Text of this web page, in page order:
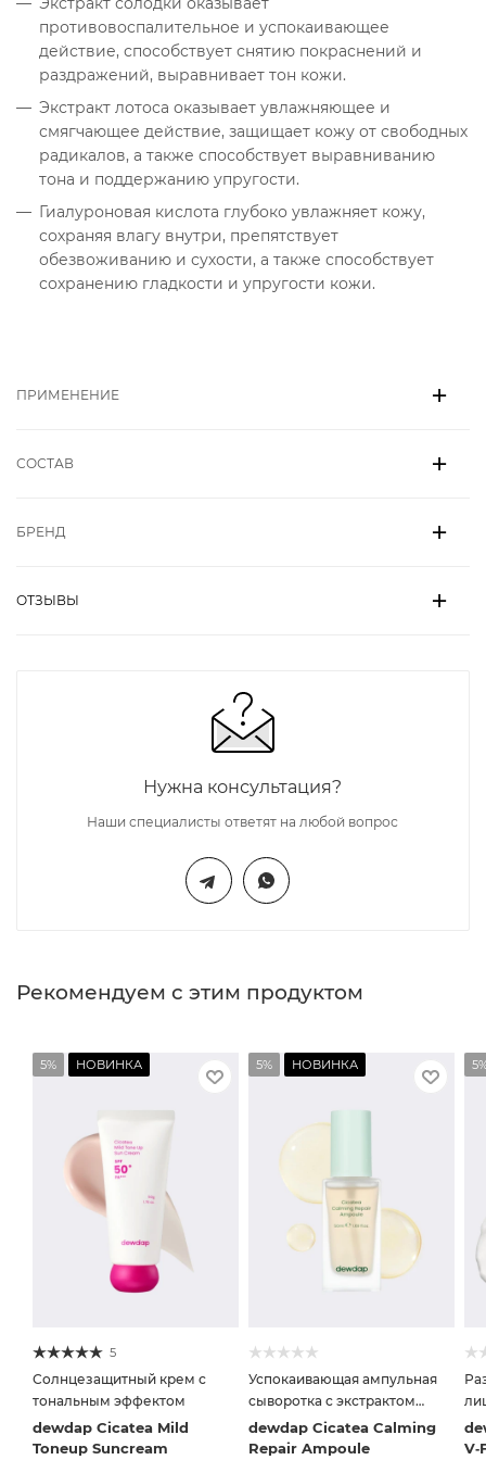
противовоспалительное и успокаивающее
действие, способствует снятию покраснений и
раздражений, выравнивает тон кожи.
Экстракт лотоса оказывает увлажняющее и
смягчающее действие, защищает кожу от свободных
радикалов, а также способствует выравниванию
тона и поддержанию упругости.
Гиалуроновая кислота глубоко увлажняет кожу,
сохраняя влагу внутри, препятствует
обезвоживанию и сухости, а также способствует
сохранению гладкости и упругости кожи.
ПРИМЕНЕНИЕ
СОСТАВ
БРЕНД
ОТЗЫВЫ
Нужна консультация?
Наши специалисты ответят на любой вопрос
Рекомендуем с этим продуктом
5% НОВИНКА
5
Солнцезащитный крем с
тональным эффектом
dewdap Cicatea Mild
Toneup Suncream
5% НОВИНКА
Успокаивающая ампульная
сыворотка с экстрактом
центеллы
dewdap Cicatea Calming
Repair Ampoule